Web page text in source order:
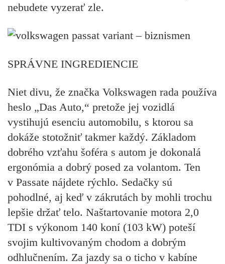
nebudete vyzerať zle.
SPRÁVNE INGREDIENCIE
Niet divu, že značka Volkswagen rada používa
heslo „Das Auto,“ pretože jej vozidlá
vystihujú esenciu automobilu, s ktorou sa
dokáže stotožniť takmer každý. Základom
dobrého vzťahu šoféra s autom je dokonalá
ergonómia a dobrý posed za volantom. Ten
v Passate nájdete rýchlo. Sedačky sú
pohodlné, aj keď v zákrutách by mohli trochu
lepšie držať telo. Naštartovanie motora 2,0
TDI s výkonom 140 koní (103 kW) poteší
svojim kultivovaným chodom a dobrým
odhlučnením. Za jazdy sa o ticho v kabíne